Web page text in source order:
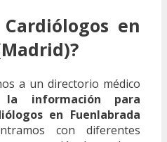
en
a un directorio médico
la información para
en Fuenlabrada
con diferentes